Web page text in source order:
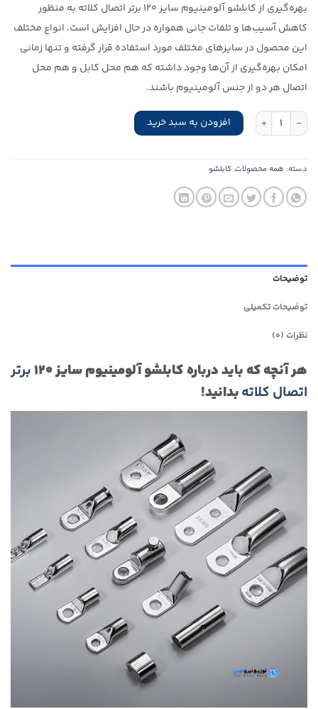
بهره‌گیری از کابلشو آلومینیوم سایز 120 برتر اتصال کلاته به منظور
کاهش آسیب‌ها و تلفات جانی همواره در حال افزایش است. انواع مختلف
این محصول در سایزهای مختلف مورد استفاده قرار گرفته و تنها زمانی
امکان بهره‌گیری از آن‌ها وجود داشته که هم محل کابل و هم محل
اتصال هر دو از جنس آلومینیوم باشند.
کابلشو آلومینیوم سایز 120 برتر اتصال کلاته عددافزودن به سبد خرید
دسته: همه محصولات,کابلشو
توضیحات
توضیحات تکمیلی
نظرات (0)
هر آنچه که باید درباره کابلشو آلومینیوم سایز ۱۲۰
برتر
اتصال کلاتهبدانید!